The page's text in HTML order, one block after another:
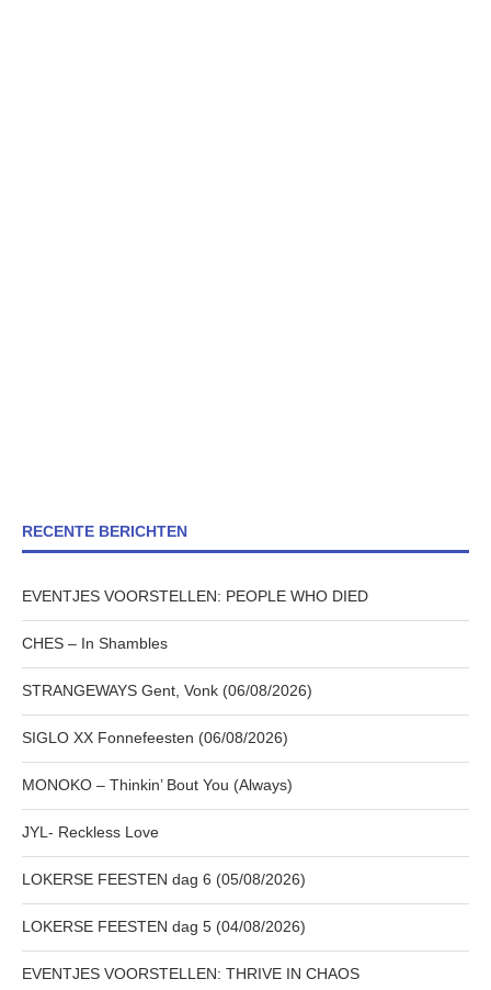
RECENTE BERICHTEN
EVENTJES VOORSTELLEN: PEOPLE WHO DIED
CHES – In Shambles
STRANGEWAYS Gent, Vonk (06/08/2026)
SIGLO XX Fonnefeesten (06/08/2026)
MONOKO – Thinkin’ Bout You (Always)
JYL- Reckless Love
LOKERSE FEESTEN dag 6 (05/08/2026)
LOKERSE FEESTEN dag 5 (04/08/2026)
EVENTJES VOORSTELLEN: THRIVE IN CHAOS